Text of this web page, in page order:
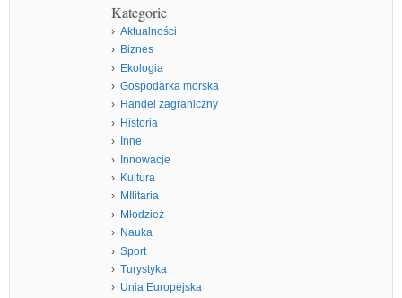
Kategorie
Aktualności
Biznes
Ekologia
Gospodarka morska
Handel zagraniczny
Historia
Inne
Innowacje
Kultura
MIlitaria
Młodzież
Nauka
Sport
Turystyka
Unia Europejska